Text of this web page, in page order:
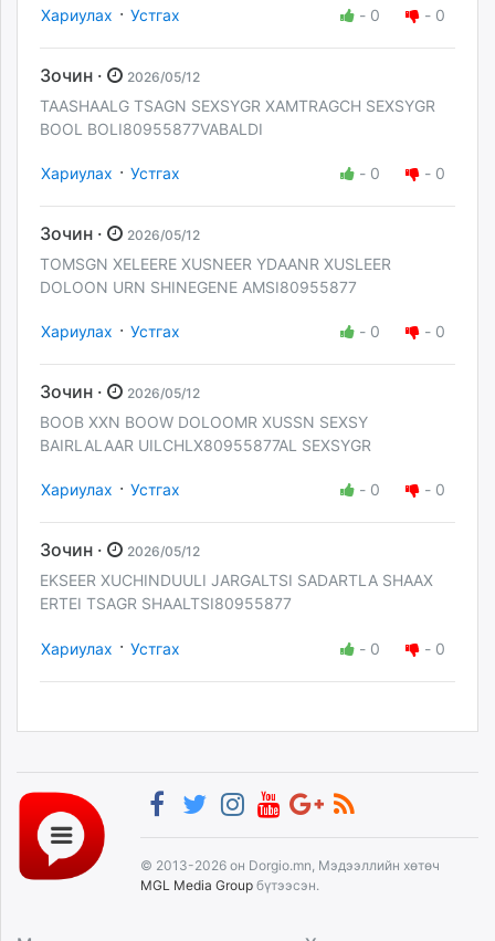
Хариулах · Устгах - 0 - 0
Зочин · 2026/05/12
TAASHAALG TSAGN SEXSYGR XAMTRAGCH SEXSYGR
BOOL BOLI80955877VABALDI
Хариулах · Устгах - 0 - 0
Зочин · 2026/05/12
TOMSGN XELEERE XUSNEER YDAANR XUSLEER
DOLOON URN SHINEGENE AMSI80955877
Хариулах · Устгах - 0 - 0
Зочин · 2026/05/12
BOOB XXN BOOW DOLOOMR XUSSN SEXSY
BAIRLALAAR UILCHLX80955877AL SEXSYGR
Хариулах · Устгах - 0 - 0
Зочин · 2026/05/12
EKSEER XUCHINDUULI JARGALTSI SADARTLA SHAAX
ERTEI TSAGR SHAALTSI80955877
Хариулах · Устгах - 0 - 0
© 2013-2026 он Dorgio.mn, Мэдээллийн хөтөч
MGL Media Group бүтээсэн.